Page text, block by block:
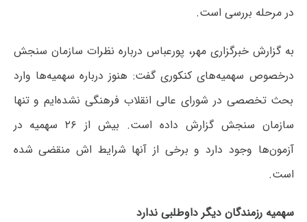
در مرحله بررسی است.
به گزارش خبرگزاری مهر، پورعباس درباره نظرات سازمان سنجش
درخصوص سهمیه‌های کنکوری گفت: هنوز درباره سهمیه‌ها وارد
بحث تخصصی در شورای عالی انقلاب فرهنگی نشده‌ایم و تنها
سازمان سنجش گزارش داده است. بیش از ۲۶ سهمیه در
آزمون‌ها وجود دارد و برخی از آنها شرایط اش منقضی شده
است.
سهمیه رزمندگان دیگر داوطلبی ندارد